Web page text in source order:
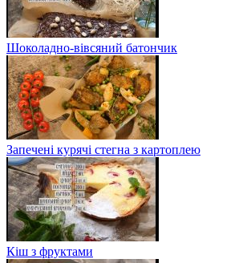
Шоколадно-вівсяний батончик
Запечені курячі стегна з картоплею
Кіш з фруктами